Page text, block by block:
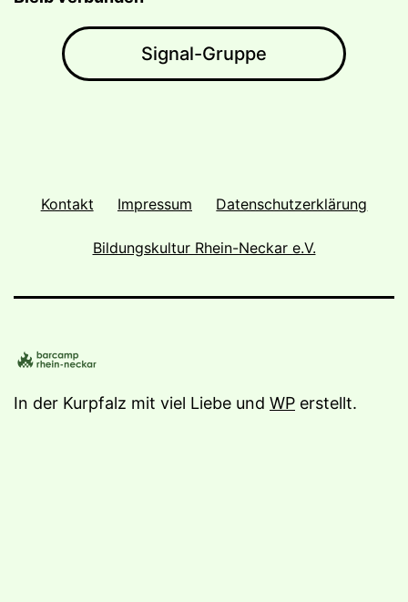
Signal-Gruppe
Kontakt Impressum Datenschutzerklärung
Bildungskultur Rhein-Neckar e.V.
In der Kurpfalz mit viel Liebe und WP erstellt.